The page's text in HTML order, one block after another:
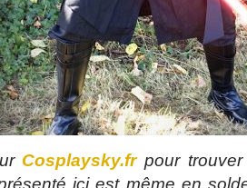
Cosplaysky.frpour trouver
ici est même en